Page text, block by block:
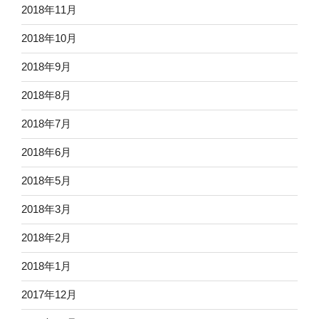
2018年11月
2018年10月
2018年9月
2018年8月
2018年7月
2018年6月
2018年5月
2018年3月
2018年2月
2018年1月
2017年12月